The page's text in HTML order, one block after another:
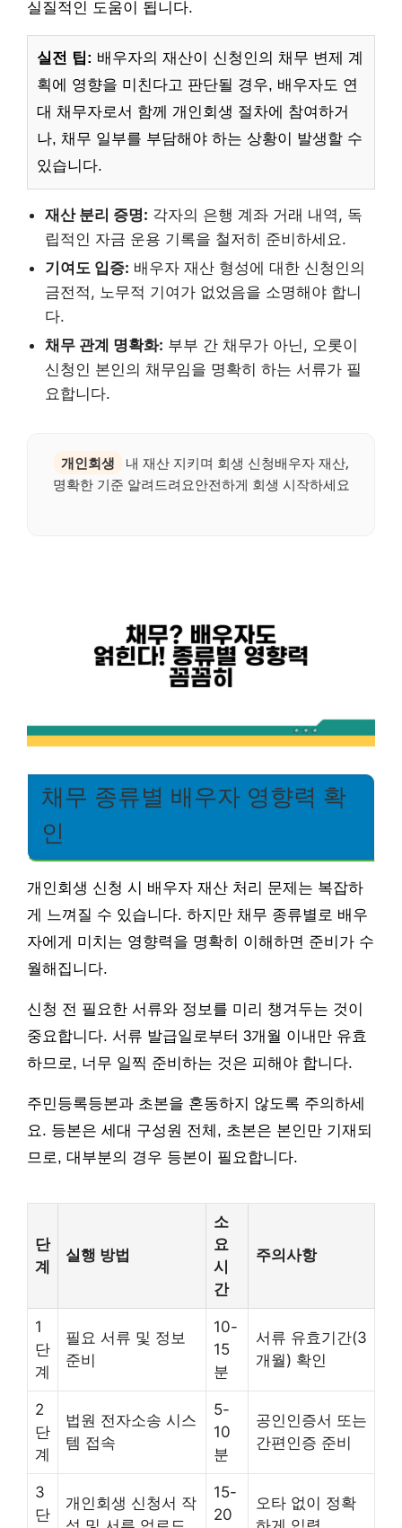
실질적인 도움이 됩니다.
실전 팁: 배우자의 재산이 신청인의 채무 변제 계
획에 영향을 미친다고 판단될 경우, 배우자도 연
대 채무자로서 함께 개인회생 절차에 참여하거
나, 채무 일부를 부담해야 하는 상황이 발생할 수
있습니다.
재산 분리 증명: 각자의 은행 계좌 거래 내역, 독
립적인 자금 운용 기록을 철저히 준비하세요.
기여도 입증: 배우자 재산 형성에 대한 신청인의
금전적, 노무적 기여가 없었음을 소명해야 합니
다.
채무 관계 명확화: 부부 간 채무가 아닌, 오롯이
신청인 본인의 채무임을 명확히 하는 서류가 필
요합니다.
개인회생
내 재산 지키며 회생 신청배우자 재산,
명확한 기준 알려드려요안전하게 회생 시작하세요
채무 종류별 배우자 영향력 확
인
개인회생 신청 시 배우자 재산 처리 문제는 복잡하
게 느껴질 수 있습니다. 하지만 채무 종류별로 배우
자에게 미치는 영향력을 명확히 이해하면 준비가 수
월해집니다.
신청 전 필요한 서류와 정보를 미리 챙겨두는 것이
중요합니다. 서류 발급일로부터 3개월 이내만 유효
하므로, 너무 일찍 준비하는 것은 피해야 합니다.
주민등록등본과 초본을 혼동하지 않도록 주의하세
요. 등본은 세대 구성원 전체, 초본은 본인만 기재되
므로, 대부분의 경우 등본이 필요합니다.
단
계
실행 방법
소
요
시
간
주의사항
1
단
계
필요 서류 및 정보
준비
10-
15
분
서류 유효기간(3
개월) 확인
2
단
계
법원 전자소송 시스
템 접속
5-
10
분
공인인증서 또는
간편인증 준비
3
단
개인회생 신청서 작
15-
20
오타 없이 정확